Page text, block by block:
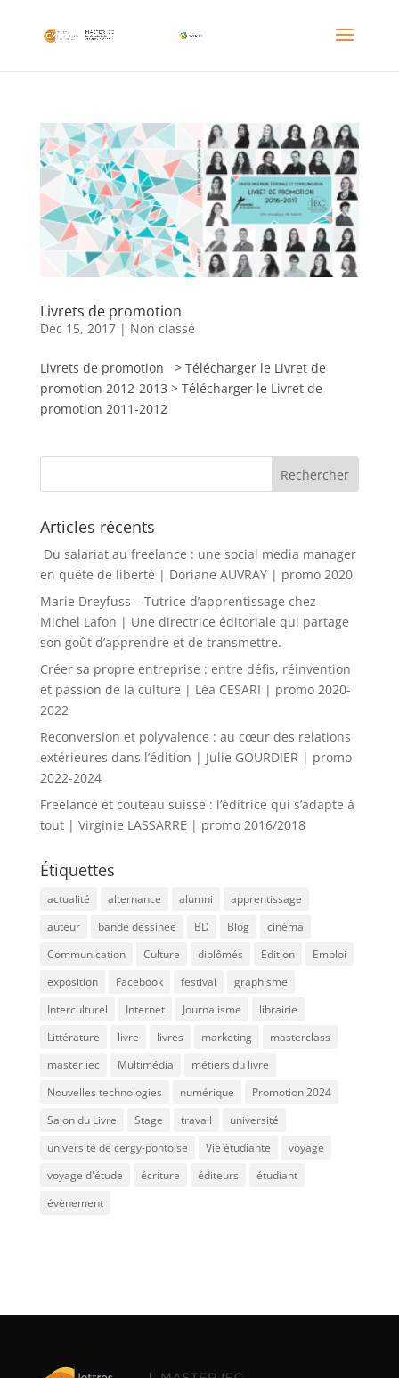
Livrets de promotion
Déc 15, 2017| Non classé
Livrets de promotion > Télécharger le Livret de
promotion 2012-2013 > Télécharger le Livret de
promotion 2011-2012
Articles récents
Du salariat au freelance : une social media manager
en quête de liberté | Doriane AUVRAY | promo 2020
Marie Dreyfuss – Tutrice d’apprentissage chez
Michel Lafon | Une directrice éditoriale qui partage
son goût d’apprendre et de transmettre.
Créer sa propre entreprise : entre défis, réinvention
et passion de la culture | Léa CESARI | promo 2020-
2022
Reconversion et polyvalence : au cœur des relations
extérieures dans l’édition | Julie GOURDIER | promo
2022-2024
Freelance et couteau suisse : l’éditrice qui s’adapte à
tout | Virginie LASSARRE | promo 2016/2018
Étiquettes
actualité alternance alumni
apprentissage
auteur
bande dessinée BD Blog
cinéma
Communication
Culture diplômés Edition
Emploi
exposition
Facebook festival
graphisme
Interculturel
Internet Journalisme
librairie
Littérature
livre livres marketing
masterclass
master iec
Multimédia
métiers du livre
Nouvelles technologies
numérique
Promotion 2024
Salon du Livre
Stage travail
université
université de cergy-pontoise
Vie étudiante
voyage
voyage d'étude
écriture éditeurs
étudiant
évènement